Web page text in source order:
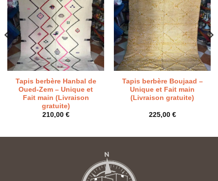
Tapis berbère Hanbal de
Oued-Zem – Unique et
Fait main (Livraison
gratuite)
210,00 €
Tapis berbère Boujaad –
Unique et Fait main
(Livraison gratuite)
225,00 €